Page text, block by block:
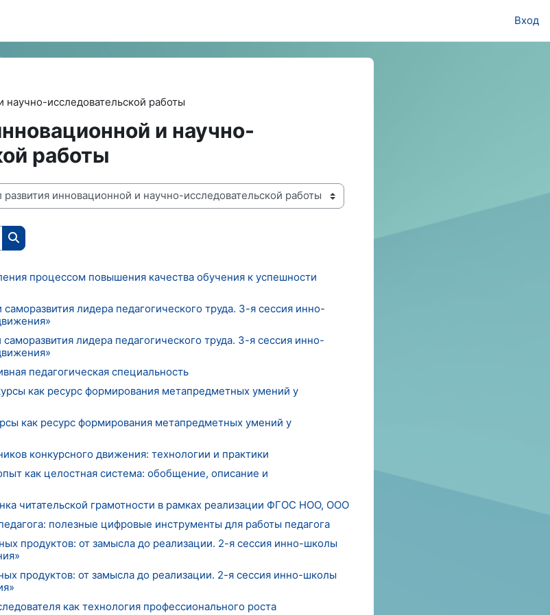
Вход
научно-исследовательской работы
и научно-
работы
Поиск курса
процессом повышения качества обучения к успешности
лидера педагогического труда. 3-я сессия инно-
лидера педагогического труда. 3-я сессия инно-
педагогическая специальность
как ресурс формирования метапредметных умений у
как ресурс формирования метапредметных умений у
конкурсного движения: технологии и практики
как целостная система: обобщение, описание и
читательской грамотности в рамках реализации ФГОС НОО, ООО
полезные цифровые инструменты для работы педагога
продуктов: от замысла до реализации. 2-я сессия инно-школы
продуктов: от замысла до реализации. 2-я сессия инно-школы
как технология профессионального роста